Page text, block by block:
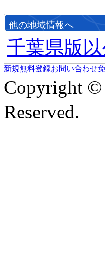
他の地域情報へ
千葉県版
新規無料登録お問い合わせ
Copyright
Reserved.